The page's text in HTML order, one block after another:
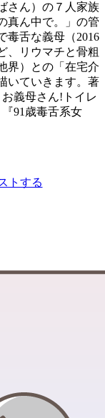
さん）の７人家族
真ん中で。」の管
毒舌な義母（2016
、リウマチと骨粗
界）との「在宅介
いていきます。著
義母さん!トイレ
91歳毒舌系女
トする